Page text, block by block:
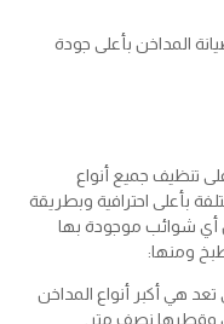
المداخن بأعلى جودة
تنظيف جميع أنواع
بأعلى احترافية وبطريقة
أي شوائب موجودة بها
ومنها:
هي أكبر أنواع المداخن
وقطرها نصف متر.